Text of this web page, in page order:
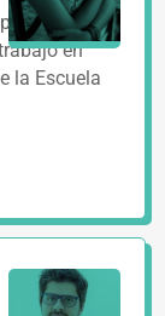
de
en
la Escuela